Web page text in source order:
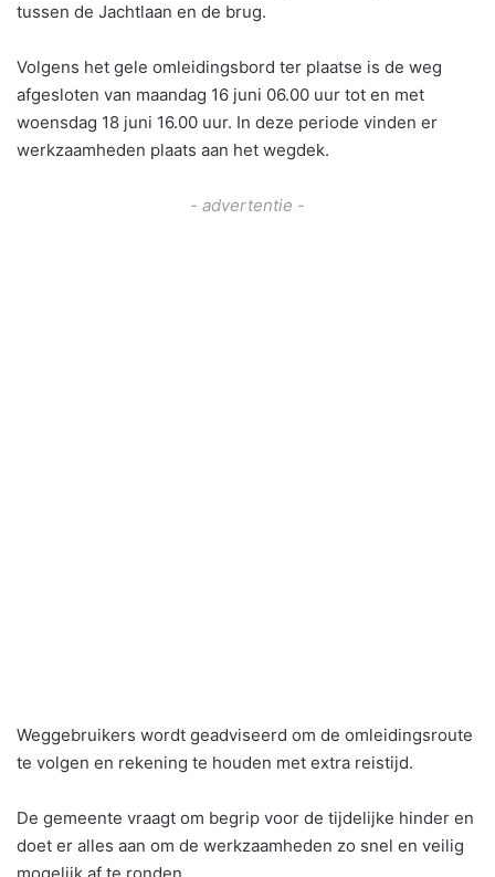
tussen de Jachtlaan en de brug.
Volgens het gele omleidingsbord ter plaatse is de weg
afgesloten van maandag 16 juni 06.00 uur tot en met
woensdag 18 juni 16.00 uur. In deze periode vinden er
werkzaamheden plaats aan het wegdek.
- advertentie -
Weggebruikers wordt geadviseerd om de omleidingsroute
te volgen en rekening te houden met extra reistijd.
De gemeente vraagt om begrip voor de tijdelijke hinder en
doet er alles aan om de werkzaamheden zo snel en veilig